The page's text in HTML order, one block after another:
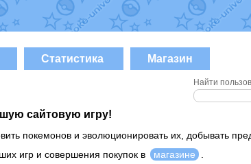
Статистика Магазин
Найти
сайтовую игру!
покемонов и эволюционировать их, добывать
игр и совершения покупок в
магазине